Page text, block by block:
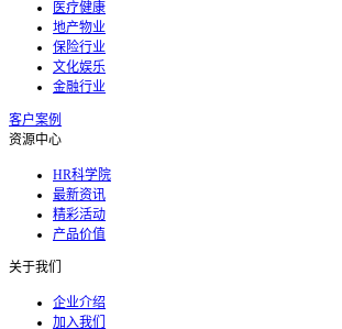
医疗健康
地产物业
保险行业
文化娱乐
金融行业
客户案例
资源中心
HR科学院
最新资讯
精彩活动
产品价值
关于我们
企业介绍
加入我们